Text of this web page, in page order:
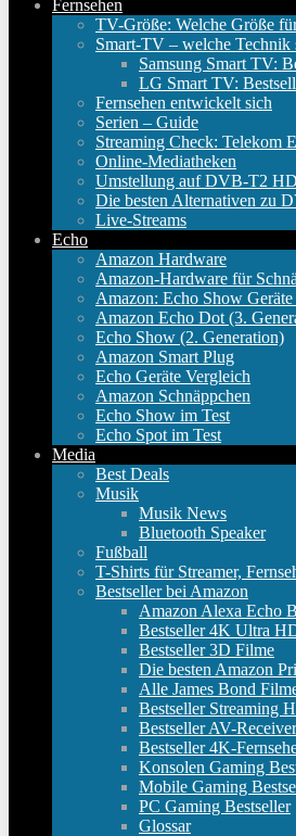
Fernsehen
TV-Größe: Welche Größe
Smart-TV – welche Technik
Samsung Smart TV:
LG Smart TV:
Fernsehen entwickelt sich
Serien – Guide
Streaming Check: Telekom
Online-Mediatheken
Umstellung auf DVB-T2 HD
Die besten Alternativen zu
Live-Streams
Echo
Amazon Hardware
Amazon-Hardware für
Amazon: Echo Show
Amazon Echo Dot (3.
Echo Show (2. Generation)
Amazon Smart Plug
Echo Geräte Vergleich
Amazon Schnäppchen
Echo Show im Test
Echo Spot im Test
Media
Best Deals
Musik
Musik News
Bluetooth Speaker
Fußball
T-Shirts für Streamer,
Bestseller bei Amazon
Amazon Alexa Echo
Bestseller 4K Ultra
Bestseller 3D Filme
Die besten Amazon
Alle James Bond
Bestseller Streaming
Bestseller AV-
Bestseller 4K-
Konsolen Gaming
Mobile Gaming
PC Gaming Bestseller
Glossar